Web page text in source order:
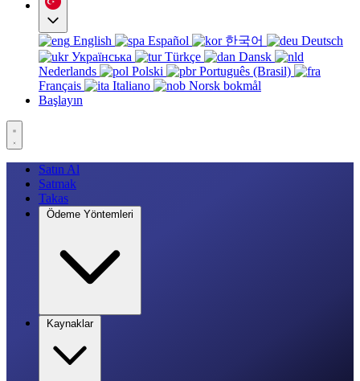
English Español 한국어
Deutsch
Українська
Türkçe
Dansk
Nederlands
Polski
Português (Brasil)
Français
Italiano
Norsk bokmål
Başlayın
Satın Al
Satmak
Takas
Ödeme Yöntemleri
Kaynaklar